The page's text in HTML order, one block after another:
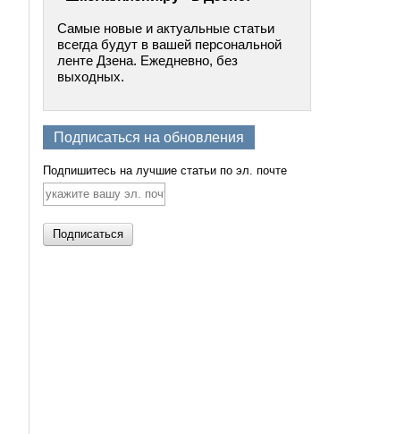
Самые новые и актуальные статьи
всегда будут в вашей персональной
ленте Дзена. Ежедневно, без
выходных.
Подписаться на обновления
Подпишитесь на лучшие статьи по эл. почте